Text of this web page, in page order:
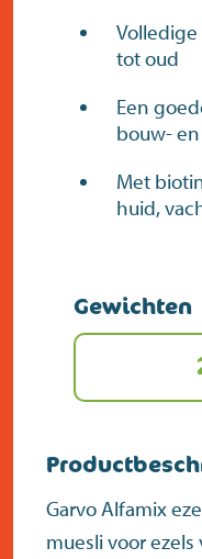
tot oud
Een
bouw-
Met
huid,
Gewichten
Garvo Alfamix
muesli voor